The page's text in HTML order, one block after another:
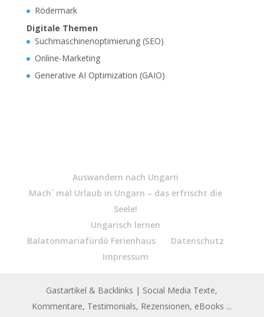
Rödermark
Digitale Themen
Suchmaschinenoptimierung (SEO)
Online-Marketing
Generative AI Optimization (GAIO)
Auswandern nach Ungarn
Mach´ mal Urlaub in Ungarn – das erfrischt die
Seele!
Ungarisch lernen
Balatonmariafürdö Ferienhaus
Datenschutz
Impressum
Gastartikel & Backlinks | Social Media Texte,
Kommentare, Testimonials, Rezensionen, eBooks ...